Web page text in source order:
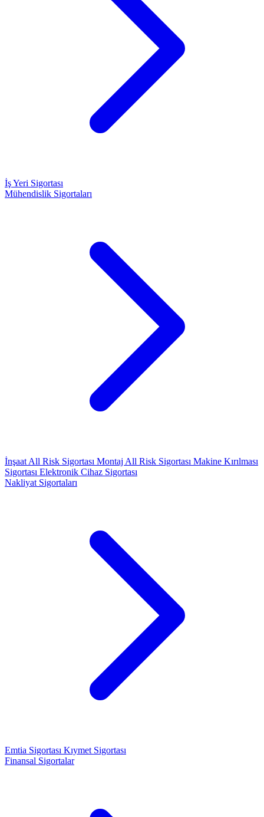
İş Yeri Sigortası
Mühendislik Sigortaları
İnşaat All Risk Sigortası Montaj All Risk Sigortası Makine Kırılması
Sigortası Elektronik Cihaz Sigortası
Nakliyat Sigortaları
Emtia Sigortası Kıymet Sigortası
Finansal Sigortalar